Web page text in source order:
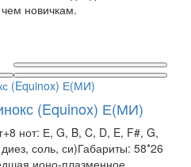
новичкам.
(Equinox) Е(МИ)
нот: Е, G, B, C, D, E, F#, G,
соль, си)Габариты: 58*26
ионо-плазменное